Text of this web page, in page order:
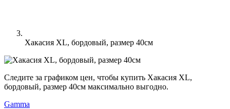
Хакасия XL, бордовый, размер 40см
Следите за графиком цен, чтобы купить Хакасия XL,
бордовый, размер 40см максимально выгодно.
Gamma